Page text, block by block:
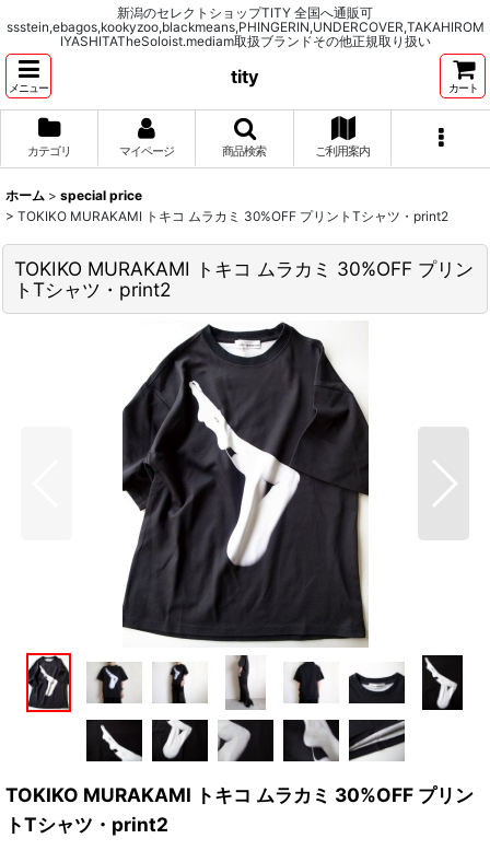
新潟のセレクトショップTITY 全国へ通販可
ssstein,ebagos,kookyzoo,blackmeans,PHINGERIN,UNDERCOVER,TAKAHIROM
IYASHITATheSoloist.mediam取扱ブランドその他正規取り扱い
メニュー
tity
カート
カテゴリ マイページ 商品検索 ご利用案内
ホーム > special price
> TOKIKO MURAKAMI トキコ ムラカミ 30%OFF プリントTシャツ・print2
TOKIKO MURAKAMI トキコ ムラカミ 30%OFF プリン
トTシャツ・print2
TOKIKO MURAKAMI トキコ ムラカミ 30%OFF プリン
トTシャツ・print2